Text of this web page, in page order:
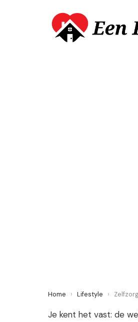
Home › Lifestyle ›
Je kent het vast: de